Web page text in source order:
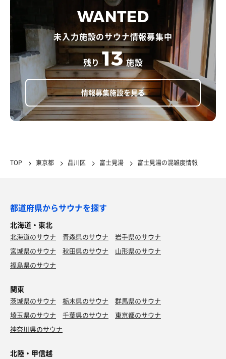
WANTED
未入力施設のサウナ情報募集中
残り 13 施設
情報募集施設を見る
TOP 東京都 品川区 富士見湯 富士見湯の混雑度情報
都道府県からサウナを探す
北海道・東北
北海道のサウナ 青森県のサウナ
岩手県のサウナ
宮城県のサウナ
秋田県のサウナ
山形県のサウナ
福島県のサウナ
関東
茨城県のサウナ 栃木県のサウナ
群馬県のサウナ
埼玉県のサウナ
千葉県のサウナ
東京都のサウナ
神奈川県のサウナ
北陸・甲信越